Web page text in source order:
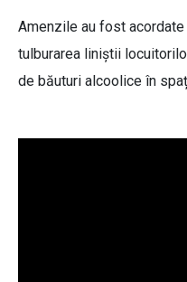
Amenzile au fost
tulburarea liniștii
de băuturi alcoolice în